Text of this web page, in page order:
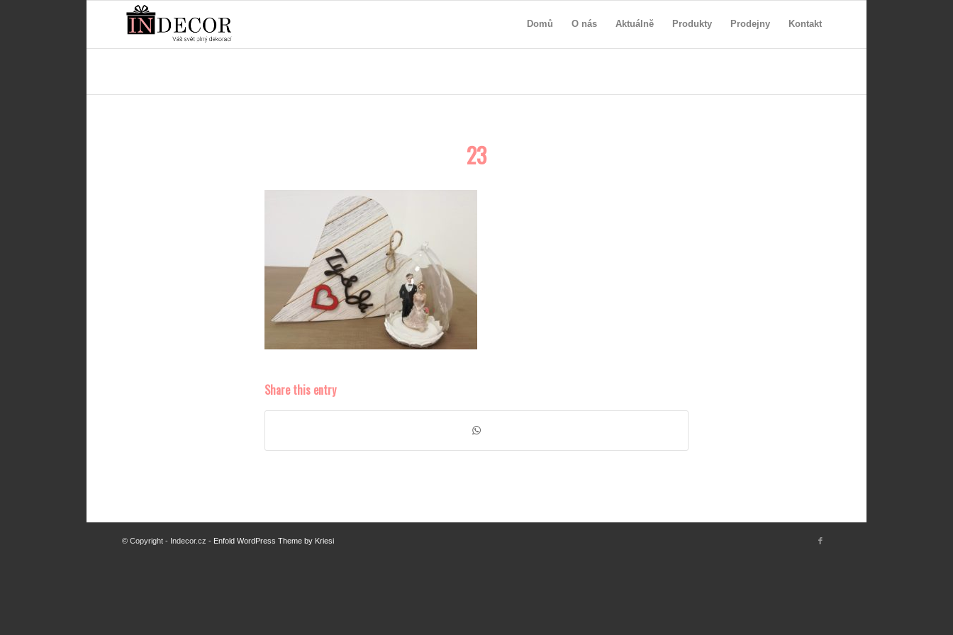
Domů O nás Aktuálně Produkty Prodejny Kontakt
23
Share this entry
© Copyright - Indecor.cz - Enfold WordPress Theme by Kriesi